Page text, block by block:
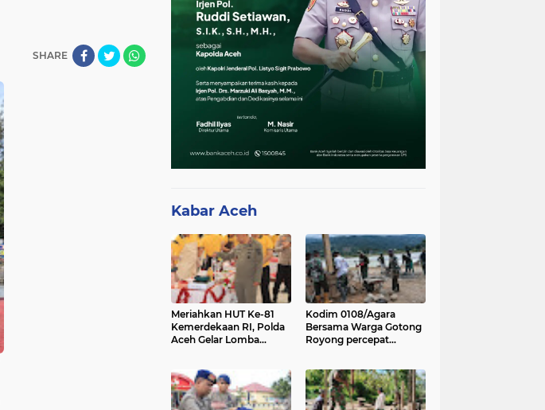
SHARE
Kabar Aceh
Meriahkan HUT Ke-81
Kemerdekaan RI, Polda
Aceh Gelar Lomba
Kodim 0108/Agara
Bersama Warga Gotong
Royong percepat
Desa Gulo Aceh
Tenggara